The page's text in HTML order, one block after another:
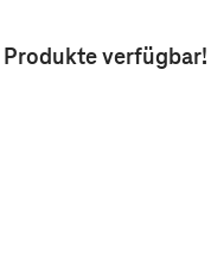
Produkteverfügbar!